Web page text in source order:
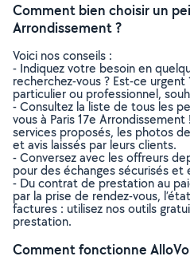
Comment bien choisir un
Arrondissement ?
Voici nos conseils :
- Indiquez votre besoin en
recherchez-vous ? Est-ce
particulier ou professionnel,
- Consultez la liste de tous les
vous à Paris 17e
services proposés, les photos
et avis laissés par leurs clients.
- Conversez avec les offreurs
pour des échanges sécurisés et
- Du contrat de prestation au
par la prise de rendez-vous,
factures : utilisez nos outils
prestation.
Comment fonctionne